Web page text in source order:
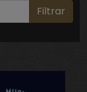
Filtrar